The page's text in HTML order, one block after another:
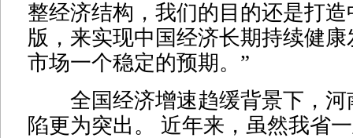
整经济结构，我们的目的还是打
版，来实现中国经济长期持续健
市场一个稳定的预期。”
全国经济增速趋缓背景下，河
陷更为突出。 近年来，虽然我省